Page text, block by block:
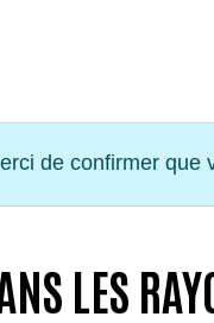
de confirmer que
LES